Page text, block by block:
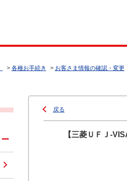
> 各種お手続き > お客さま情報の確認・変更
戻る
【三菱ＵＦＪ-